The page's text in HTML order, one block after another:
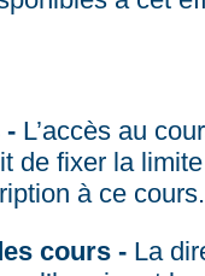
- L’accès au
de fixer la
à ce cours.
cours - La